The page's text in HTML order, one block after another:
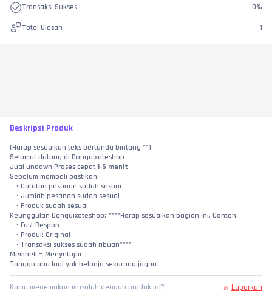
Transaksi Sukses 0%
Total Ulasan 1
Deskripsi Produk
(Harap sesuaikan teks bertanda bintang **)
Selamat datang di Donquixoteshop
Jual undawn Proses cepat 1-5 menit
Sebelum membeli pastikan:
Catatan pesanan sudah sesuai
Jumlah pesanan sudah sesuai
Produk sudah sesuai
Keunggulan Donquixoteshop: ****Harap sesuaikan bagian ini. Contoh:
Fast Respon
Produk Original
Transaksi sukses sudah ribuan****
Membeli = Menyetujui
Tunggu apa lagi yuk belanja sekarang jugaa
Kamu menemukan masalah dengan produk ini? Laporkan